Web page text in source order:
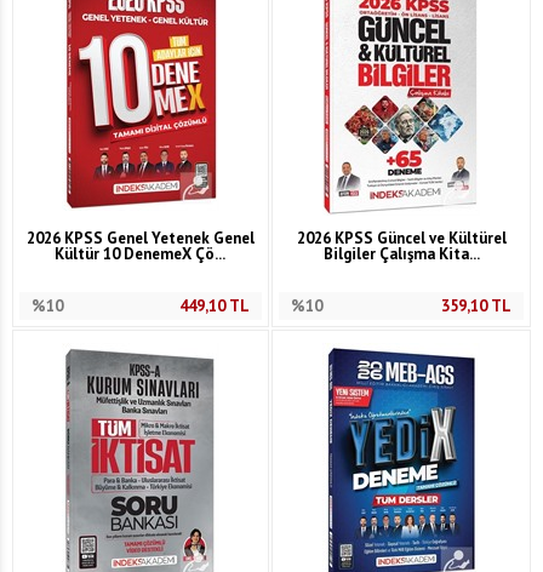
2026 KPSS Genel Yetenek Genel
Kültür 10 DenemeX Çö...
%10 449,10TL
2026 KPSS Güncel ve Kültürel
Bilgiler Çalışma Kita...
%10 359,10TL